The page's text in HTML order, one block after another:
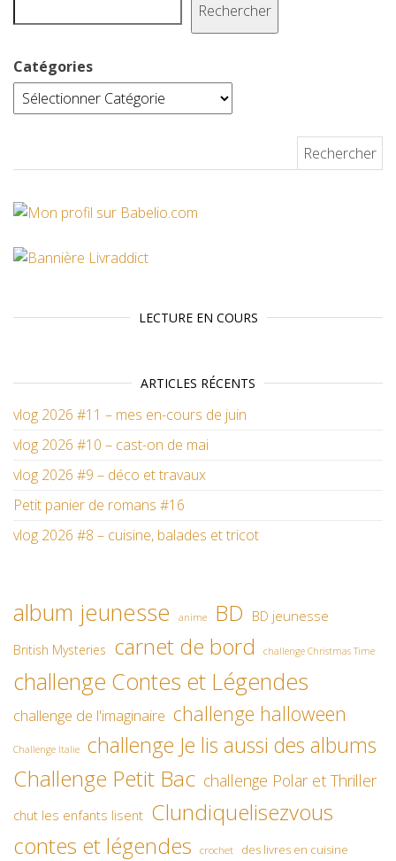
Rechercher
Catégories
LECTURE EN COURS
ARTICLES RÉCENTS
vlog 2026 #11 – mes en-cours de juin
vlog 2026 #10 – cast-on de mai
vlog 2026 #9 – déco et travaux
Petit panier de romans #16
vlog 2026 #8 – cuisine, balades et tricot
album jeunesse anime BD BD jeunesse
British Mysteries carnet de bord challenge Christmas Time
challenge Contes et Légendes
challenge de l'imaginaire challenge halloween
Challenge Italie challenge Je lis aussi des albums
Challenge Petit Bac challenge Polar et Thriller
chut les enfants lisent Clundiquelisezvous
contes et légendes
crochet des livres en cuisine